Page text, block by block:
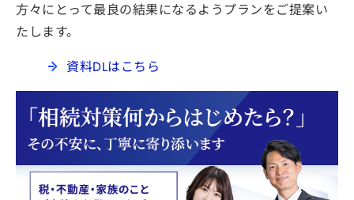
方々にとって最良の結果になるようプランをご提案い
たします。
資料DLはこちら